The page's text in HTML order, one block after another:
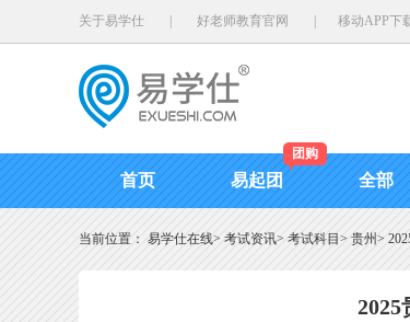
关于易学仕 好老师教育官网 移动APP下
首页 易起团
团购
全部
当前位置： 易学仕在线> 考试资讯> 考试科目 > 贵州>